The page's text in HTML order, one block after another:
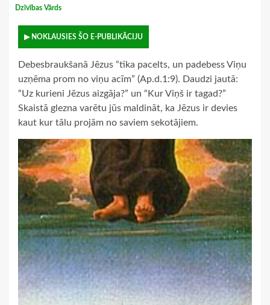
Dzīvības Vārds
▶ NOKLAUSIES ŠO E-PUBLIKĀCIJU
Debesbraukšanā Jēzus “tika pacelts, un padebess Viņu
uzņēma prom no viņu acīm” (Ap.d.1:9). Daudzi jautā:
“Uz kurieni Jēzus aizgāja?” un “Kur Viņš ir tagad?”
Skaistā glezna varētu jūs maldināt, ka Jēzus ir devies
kaut kur tālu projām no saviem sekotājiem.